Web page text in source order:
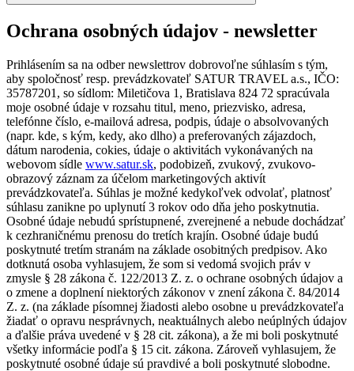
Ochrana osobných údajov - newsletter
Prihlásením sa na odber newslettrov dobrovoľne súhlasím s tým,
aby spoločnosť resp. prevádzkovateľ SATUR TRAVEL a.s., IČO:
35787201, so sídlom: Miletičova 1, Bratislava 824 72 spracúvala
moje osobné údaje v rozsahu titul, meno, priezvisko, adresa,
telefónne číslo, e-mailová adresa, podpis, údaje o absolvovaných
(napr. kde, s kým, kedy, ako dlho) a preferovaných zájazdoch,
dátum narodenia, cokies, údaje o aktivitách vykonávaných na
webovom sídle www.satur.sk, podobizeň, zvukový, zvukovo-
obrazový záznam za účelom marketingových aktivít
prevádzkovateľa. Súhlas je možné kedykoľvek odvolať, platnosť
súhlasu zanikne po uplynutí 3 rokov odo dňa jeho poskytnutia.
Osobné údaje nebudú sprístupnené, zverejnené a nebude dochádzať
k cezhraničnému prenosu do tretích krajín. Osobné údaje budú
poskytnuté tretím stranám na základe osobitných predpisov. Ako
dotknutá osoba vyhlasujem, že som si vedomá svojich práv v
zmysle § 28 zákona č. 122/2013 Z. z. o ochrane osobných údajov a
o zmene a doplnení niektorých zákonov v znení zákona č. 84/2014
Z. z. (na základe písomnej žiadosti alebo osobne u prevádzkovateľa
žiadať o opravu nesprávnych, neaktuálnych alebo neúplných údajov
a ďalšie práva uvedené v § 28 cit. zákona), a že mi boli poskytnuté
všetky informácie podľa § 15 cit. zákona. Zároveň vyhlasujem, že
poskytnuté osobné údaje sú pravdivé a boli poskytnuté slobodne.